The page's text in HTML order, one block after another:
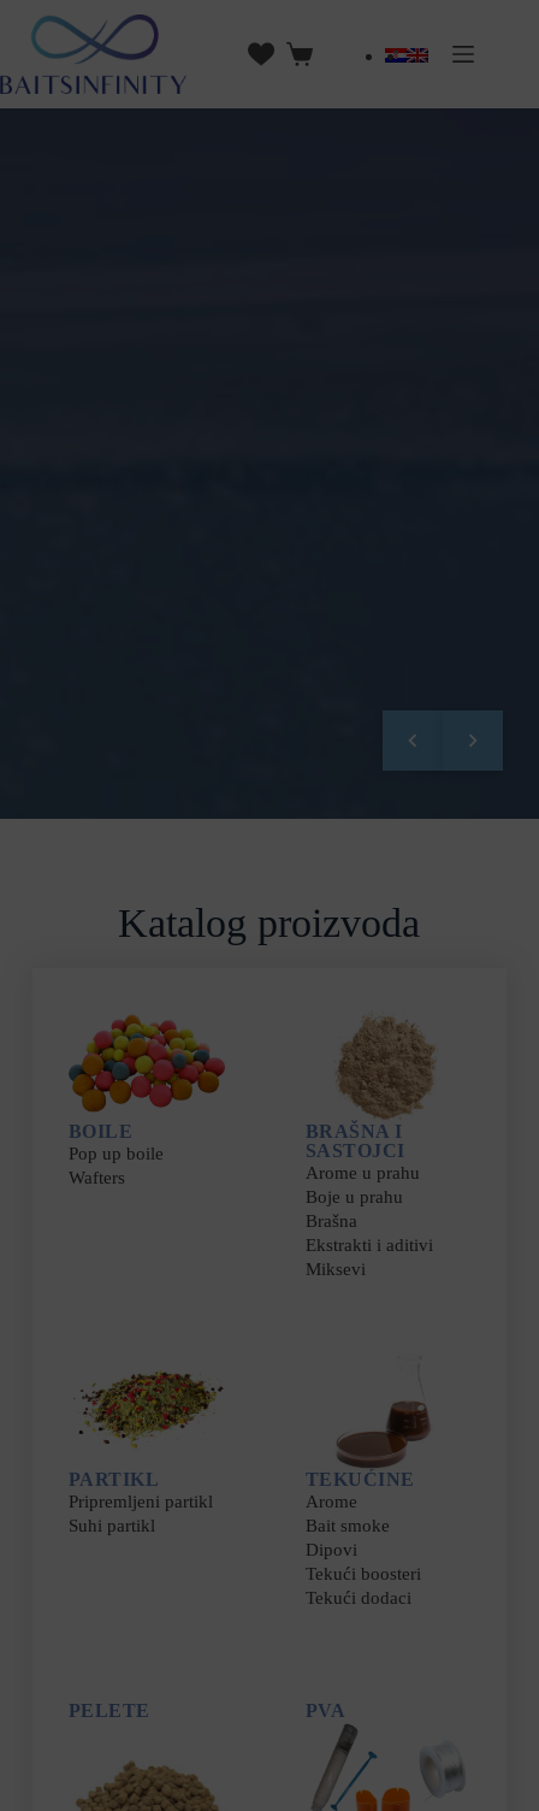
Katalog proizvoda
BOILE
Pop up boile
Wafters
BRAŠNA I
SASTOJCI
Arome u prahu
Boje u prahu
Brašna
Ekstrakti i aditivi
Miksevi
PARTIKL
Pripremljeni partikl
Suhi partikl
TEKUĆINE
Arome
Bait smoke
Dipovi
Tekući boosteri
Tekući dodaci
PELETE PVA